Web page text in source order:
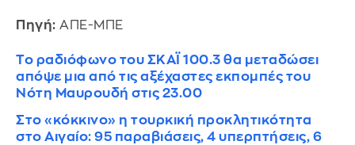
Πηγή: ΑΠΕ-ΜΠΕ
Το ραδιόφωνο του ΣΚΑΪ 100.3 θα μεταδώσει
απόψε μια από τις αξέχαστες εκπομπές του
Νότη Μαυρουδή στις 23.00
Στο «κόκκινο» η τουρκική προκλητικότητα
στο Αιγαίο: 95 παραβιάσεις, 4 υπερπτήσεις, 6